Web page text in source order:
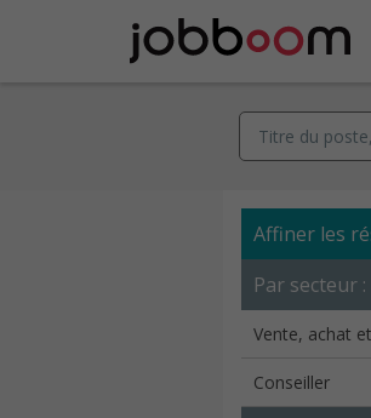
Affiner les
Par secteur :
Vente, achat
Conseiller